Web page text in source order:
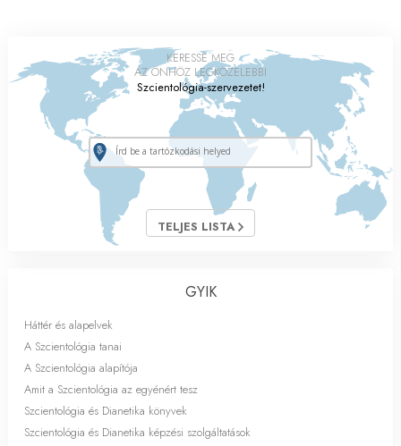
KERESSE MEG
AZ ÖNHÖZ LEGKÖZELEBBI
Szcientológia-szervezetet!
TELJES LISTA
GYIK
Háttér és alapelvek
A Szcientológia tanai
A Szcientológia alapítója
Amit a Szcientológia az egyénért tesz
Szcientológia és Dianetika könyvek
Szcientológia és Dianetika képzési szolgáltatások